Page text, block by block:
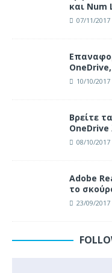
και Num
07/11/2017
10/10/2017
Βρείτε
08/10/2017
Adobe
το
23/09/2017